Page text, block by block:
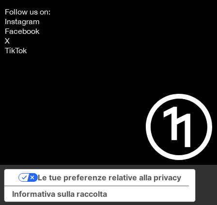
Follow us on:
Instagram
Facebook
X
TikTok
Informativa sulla raccolta
Le tue preferenze relative alla privacy